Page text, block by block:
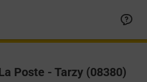
Poste - Tarzy (08380)